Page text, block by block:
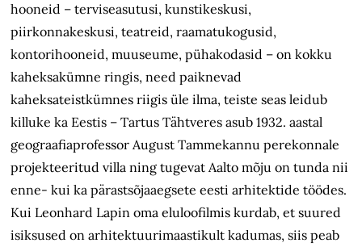
hooneid – terviseasutusi, kunstikeskusi,
piirkonnakeskusi, teatreid, raamatukogusid,
kontorihooneid, muuseume, pühakodasid – on kokku
kaheksakümne ringis, need paiknevad
kaheksateistkümnes riigis üle ilma, teiste seas leidub
killuke ka Eestis – Tartus Tähtveres asub 1932. aastal
geograafiaprofessor August Tammekannu perekonnale
projekteeritud villa ning tugevat Aalto mõju on tunda nii
enne- kui ka pärastsõjaaegsete eesti arhitektide töödes.
Kui Leonhard Lapin oma eluloofilmis kurdab, et suured
isiksused on arhitektuurimaastikult kadumas, siis peab